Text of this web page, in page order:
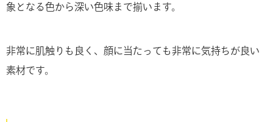
象となる色から深い色味まで揃います。
非常に肌触りも良く、顔に当たっても非常に気持ちが良い
素材です。